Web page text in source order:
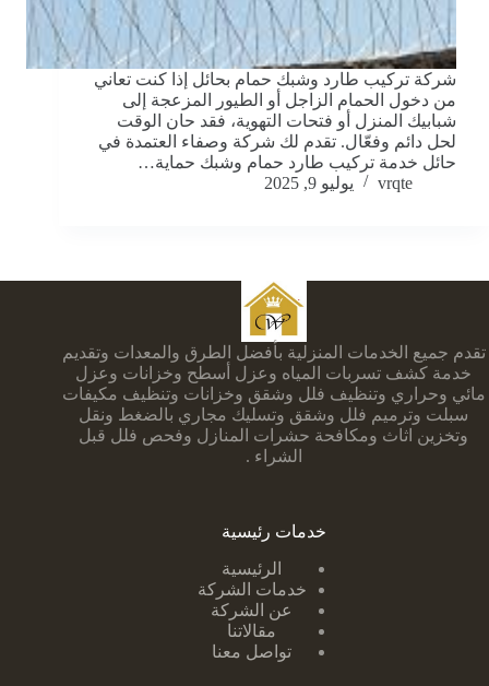
شركة تركيب طارد وشبك حمام بحائل إذا كنت تعاني
من دخول الحمام الزاجل أو الطيور المزعجة إلى
شبابيك المنزل أو فتحات التهوية، فقد حان الوقت
لحل دائم وفعّال. تقدم لك شركة وصفاء العتمدة في
حائل خدمة تركيب طارد حمام وشبك حماية…
vrqte
يوليو 9, 2025
تقدم جميع الخدمات المنزلية بأفضل الطرق والمعدات وتقديم
خدمة كشف تسربات المياه وعزل أسطح وخزانات وعزل
مائي وحراري وتنظيف فلل وشقق وخزانات وتنظيف مكيفات
سبلت وترميم فلل وشقق وتسليك مجاري بالضغط ونقل
وتخزين اثاث ومكافحة حشرات المنازل وفحص فلل قبل
الشراء .
خدمات رئيسية
الرئيسية
خدمات الشركة
عن الشركة
مقالاتنا
تواصل معنا